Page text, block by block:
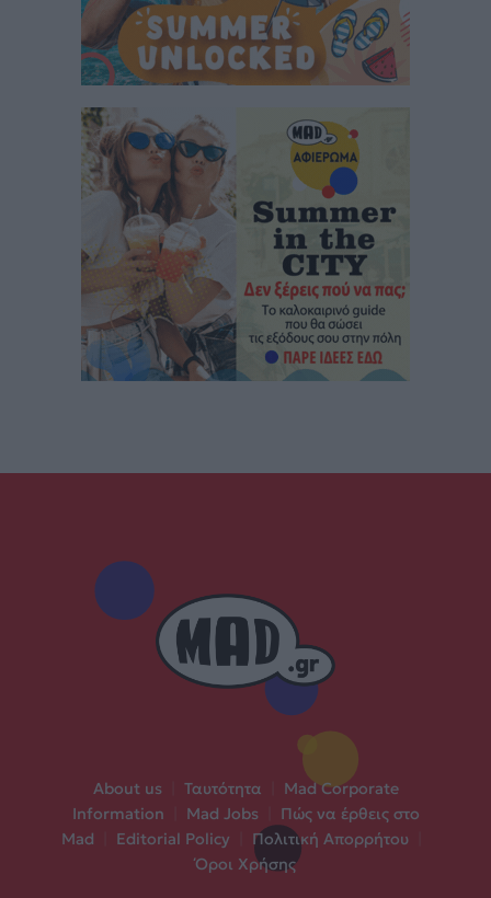
About us Ταυτότητα
Mad Corporate
Information
Mad Jobs
Πώς να έρθεις στο
Mad
Editorial Policy Πολιτική Απορρήτου
Όροι Χρήσης